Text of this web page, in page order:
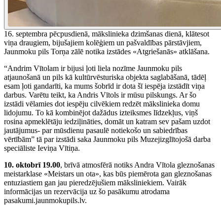
16. septembra pēcpusdienā, mākslinieka dzimšanas dienā, klātesot
viņa draugiem, bijušajiem kolēģiem un pašvaldības pārstāvjiem,
Jaunmoku pils Torņa zālē notika izstādes «Atgriešanās» atklāšana.
“Andrim Vītolam ir bijusi ļoti liela nozīme Jaunmoku pils
atjaunošanā un pils kā kultūrvēsturiska objekta saglabāšanā, tādēļ
esam ļoti gandarīti, ka mums šobrīd ir dota šī iespēja izstādīt viņa
darbus. Varētu teikt, ka Andris Vītols ir mūsu pilskungs. Ar šo
izstādi vēlamies dot iespēju cilvēkiem redzēt mākslinieka domu
lidojumu. To kā kombinējot dažādus izteiksmes līdzekļus, viņš
rosina apmeklētāju iedziļināties, domāt un katram sev pašam uzdot
jautājumus- par mūsdienu pasaulē notiekošo un sabiedrības
vērtībām” tā par izstādi saka Jaunmoku pils Muzejizglītojošā darba
speciāliste Ieviņa Vītiņa.
10. oktobrī 19.00, brīvā atmosfērā notiks Andra Vītola gleznošanas
meistarklase «Meistars un ota», kas būs piemērota gan gleznošanas
entuziastiem gan jau pieredzējušiem māksliniekiem. Vairāk
informācijas un rezervācija uz šo pasākumu atrodama
pasakumi.jaunmokupils.lv.